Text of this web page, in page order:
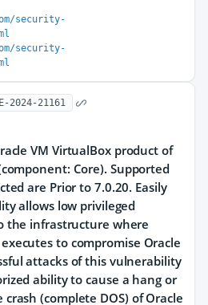
security-
security-
2024-21161
VM VirtualBox product of
Core). Supported
are Prior to 7.0.20. Easily
allows low privileged
the infrastructure where
to compromise Oracle
attacks of this vulnerability
ability to cause a hang or
(complete DOS) of Oracle